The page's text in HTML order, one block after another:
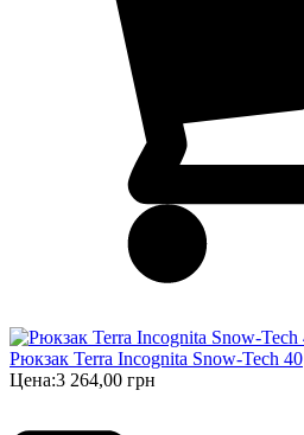
Рюкзак Terra Incognita Snow-Tech 40
Цена:3 264,00 грн